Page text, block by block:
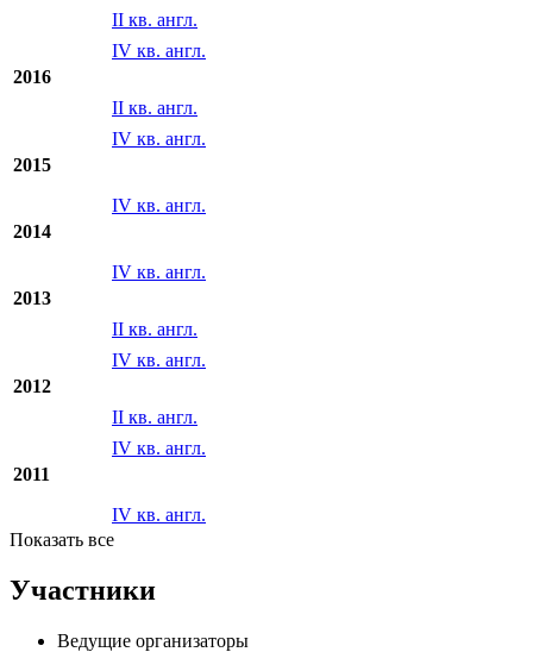
II кв. англ.
IV кв. англ.
2016
II кв. англ.
IV кв. англ.
2015
IV кв. англ.
2014
IV кв. англ.
2013
II кв. англ.
IV кв. англ.
2012
II кв. англ.
IV кв. англ.
2011
IV кв. англ.
Показать все
Участники
Ведущие организаторы